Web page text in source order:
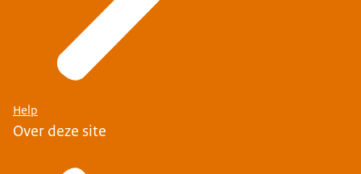
Help
Over deze site